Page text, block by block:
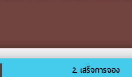
2. เสร็จการจอง